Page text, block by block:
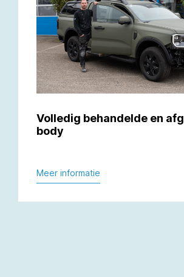
Volledig behandelde en
body
Meer informatie